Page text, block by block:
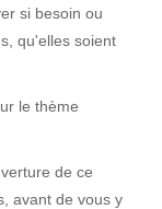
si besoin ou
qu'elles soient
le thème
de ce
avant de vous y